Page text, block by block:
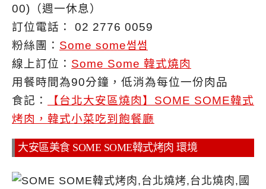
00)（週一休息）
訂位電話： 02 2776 0059
粉絲團： Some some썸썸
線上訂位： Some Some 韓式燒肉
用餐時間為90分鐘，低消為每位一份肉品
食記：
【台北大安區燒肉】SOME SOME韓式
烤肉，韓式小菜吃到飽餐廳
大安區美食 SOME SOME韓式烤肉 環境